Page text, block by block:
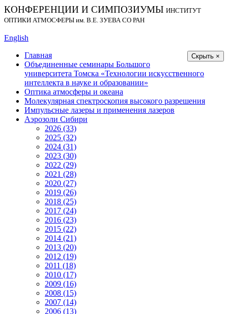
КОНФЕРЕНЦИИ И СИМПОЗИУМЫ ИНСТИТУТ
ОПТИКИ АТМОСФЕРЫ им. В.Е. ЗУЕВА СО РАН
English
Скрыть ×
Главная
Объединенные семинары Большого
университета Томска «Технологии искусственного
интеллекта в науке и образовании»
Оптика атмосферы и океана
Молекулярная спектроскопия высокого разрешения
Импульсные лазеры и применения лазеров
Аэрозоли Сибири
2026 (33)
2025 (32)
2024 (31)
2023 (30)
2022 (29)
2021 (28)
2020 (27)
2019 (26)
2018 (25)
2017 (24)
2016 (23)
2015 (22)
2014 (21)
2013 (20)
2012 (19)
2011 (18)
2010 (17)
2009 (16)
2008 (15)
2007 (14)
2006 (13)